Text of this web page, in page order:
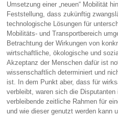
Umsetzung einer „neuen“ Mobilität
Feststellung, dass zukünftig
technologische Lösungen für
Mobilitäts- und Transportbereich
Betrachtung der Wirkungen von
wirtschaftliche, ökologische und
Akzeptanz der Menschen dafür ist
wissenschaftlich determiniert und
ist. In dem Punkt aber, dass für
verbleibt, waren sich die
verbleibende zeitliche Rahmen für
und wie dieser genutzt werden kann